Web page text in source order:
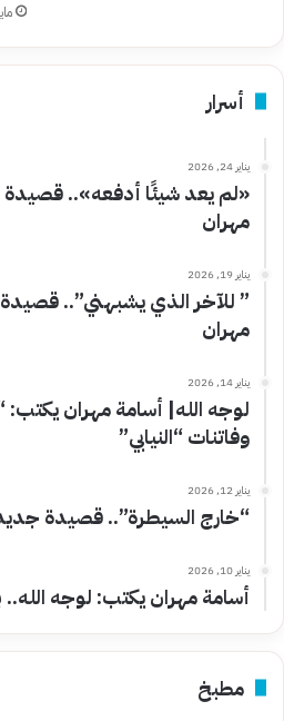
مايو
أسرار
يناير 24, 2026
«لم يعد شيئًا أدفعه»..
مهران
يناير 19, 2026
” للآخر الذي يشبهني”..
مهران
يناير 14, 2026
لوجه الله| أسامة مهران يكتب:
وفاتنات “النيابي”
يناير 12, 2026
“خارج السيطرة”.. قصيدة
يناير 10, 2026
أسامة مهران يكتب: لوجه
مطبخ